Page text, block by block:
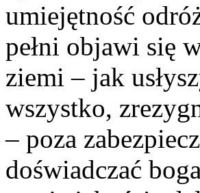
umiejętność
pełni objawi się
ziemi – jak
wszystko,
– poza
doświadczać